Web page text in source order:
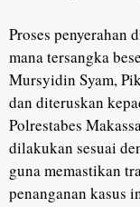
Proses penyerahan
mana tersangka
Mursyidin Syam,
dan diteruskan
Polrestabes
dilakukan sesuai
guna memastikan
penanganan kasus